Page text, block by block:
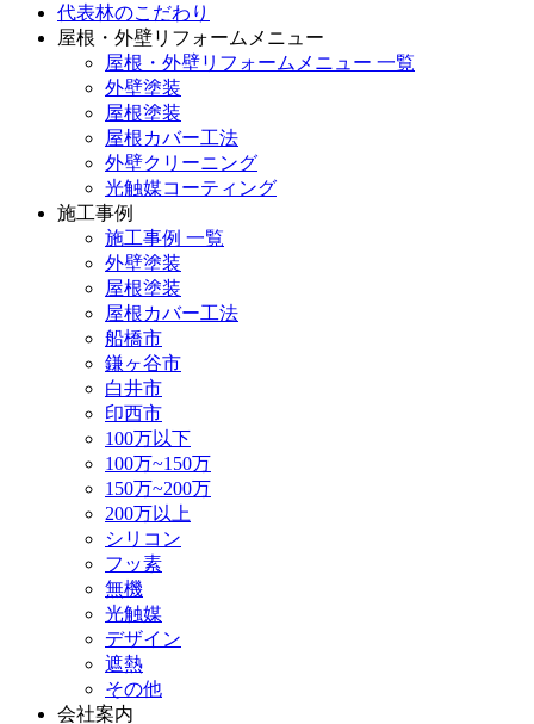
代表林のこだわり
屋根・外壁リフォームメニュー
屋根・外壁リフォームメニュー 一覧
外壁塗装
屋根塗装
屋根カバー工法
外壁クリーニング
光触媒コーティング
施工事例
施工事例 一覧
外壁塗装
屋根塗装
屋根カバー工法
船橋市
鎌ヶ谷市
白井市
印西市
100万以下
100万~150万
150万~200万
200万以上
シリコン
フッ素
無機
光触媒
デザイン
遮熱
その他
会社案内